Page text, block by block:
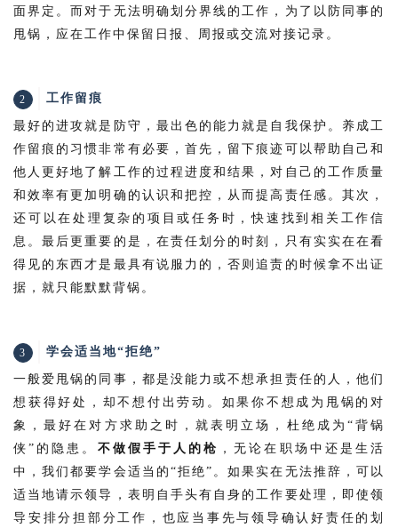
面界定。而对于无法明确划分界线的工作，为了以防同事的
甩锅，应在工作中保留日报、周报或交流对接记录。
2 工作留痕
最好的进攻就是防守，最出色的能力就是自我保护。养成工
作留痕的习惯非常有必要，首先，留下痕迹可以帮助自己和
他人更好地了解工作的过程进度和结果，对自己的工作质量
和效率有更加明确的认识和把控，从而提高责任感。其次，
还可以在 处理复杂的项目或任务 时，快速找到相关工作信
息。最后更重要的是，在责任划分的时刻，只有实实在在看
得见的东西才是最具有说服力的，否则追责的时候拿不出证
据，就只能默默背锅。
3 学会适当地“拒绝”
一般爱甩锅的同事，都是没能力或不想承担责任的人，他们
想获得好处，却不想付出劳动。如果你不想成为甩锅的对
象，最好在对方求助之时，就表明立场，杜绝成为“背锅
侠” 的隐患。 不做假手于人的枪 ，无论在职场中还是生活
中，我们都要学会适当的“拒绝”。如果实在无法推辞，可以
适当地请示领导，表明自手头有自身的工作要处理，即使领
导安排分担部分工作，也应当事先与领导确认好责任的划